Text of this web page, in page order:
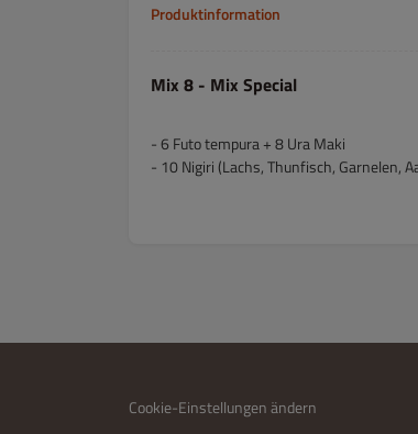
Produktinformation
Mix 8 - Mix Special
- 6 Futo tempura + 8 Ura Maki
- 10 Nigiri (Lachs, Thunfisch, Garnelen,
Cookie-Einstellungen ändern